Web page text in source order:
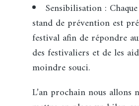
Sensibilisation :
stand de prévention est
festival afin de répondre
des festivaliers et de les
moindre souci.
L’an prochain nous allons